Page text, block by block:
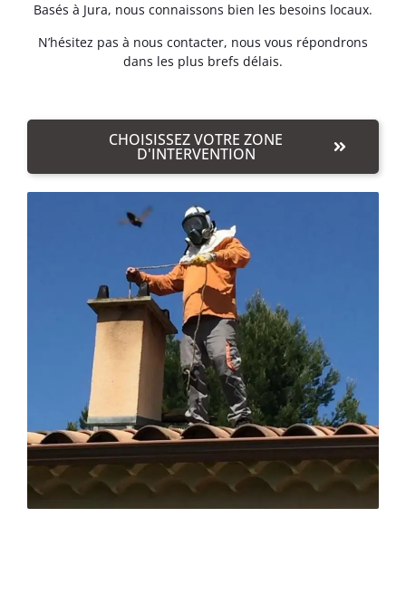
Basés à Jura, nous connaissons bien les besoins locaux.
N’hésitez pas à nous contacter, nous vous répondrons
dans les plus brefs délais.
CHOISISSEZ VOTRE ZONE
D'INTERVENTION